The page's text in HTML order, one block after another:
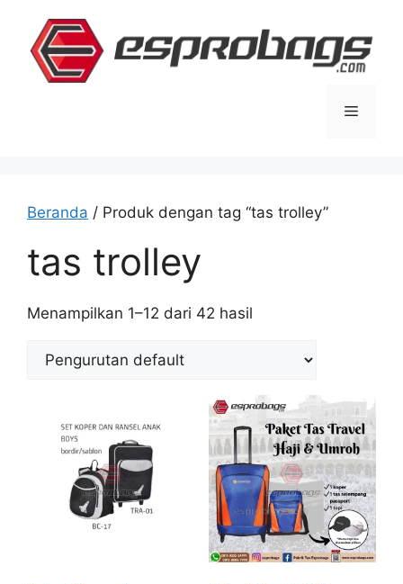
Menu
Beranda / Produk dengan tag “tas trolley”
tas trolley
Menampilkan 1–12 dari 42 hasil